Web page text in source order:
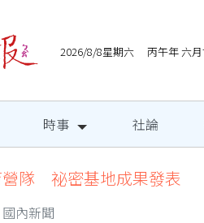
2026/8/8星期六 丙午年 六月
時事 社論
營隊 祕密基地成果發表
國內新聞